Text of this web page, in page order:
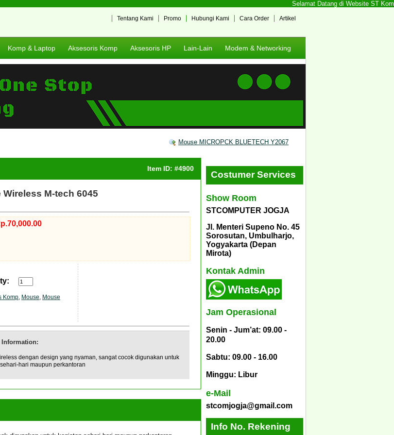
Selamat Datang di Website ST
Artikel
Cara Order
Hubungi Kami
Promo
Tentang Kami
Komp & Laptop Aksesoris Komp Aksesoris HP Lain-Lain Modem & Networking
Mouse MICROPCK BLUETECH Y2067
Item ID: #4900
Wireless M-tech 6045
Komp, Mouse, Mouse
Information:
dengan design yang nyaman, sangat cocok digunakan untuk
hari maupun perkantoran
Costumer Services
Show Room
STCOMPUTER JOGJA
Jl. Menteri Supeno No. 45
Sorosutan, Umbulharjo,
Yogyakarta (Depan
Mirota)
Kontak Admin
Jam Operasional
Senin - Jum’at: 09.00 -
20.00
Sabtu: 09.00 - 16.00
Minggu: Libur
e-Mail
stcomjogja@gmail.com
Info No. Rekening